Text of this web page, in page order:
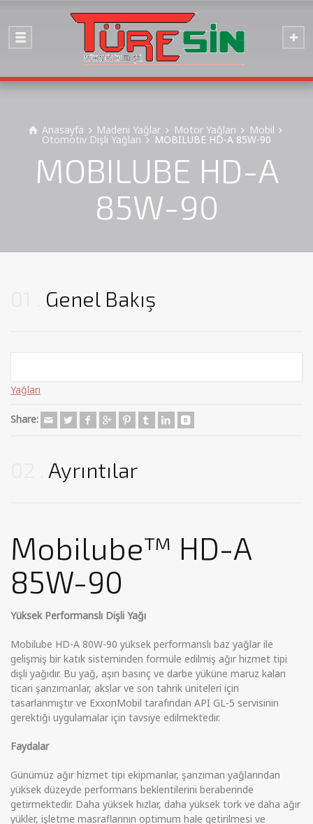
Anasayfa Madeni Yağlar Motor Yağları Mobil
Otomotiv Dişli Yağları MOBILUBE HD-A 85W-90
MOBILUBE HD-A
85W-90
Genel Bakış
Yağları
Share:
Ayrıntılar
Mobilube™ HD-A
85W-90
Yüksek Performanslı Dişli Yağı
Mobilube HD-A 80W-90 yüksek performanslı baz yağlar ile
gelişmiş bir katık sisteminden formüle edilmiş ağır hizmet tipi
dişli yağıdır. Bu yağ, aşırı basınç ve darbe yüküne maruz kalan
ticari şanzımanlar, akslar ve son tahrik üniteleri için
tasarlanmıştır ve ExxonMobil tarafından API GL-5 servisinin
gerektiği uygulamalar için tavsiye edilmektedir.
Faydalar
Günümüz ağır hizmet tipi ekipmanlar, şanzıman yağlarından
yüksek düzeyde performans beklentilerini beraberinde
getirmektedir. Daha yüksek hızlar, daha yüksek tork ve daha ağır
yükler, işletme masraflarının optimum hale getirilmesi ve